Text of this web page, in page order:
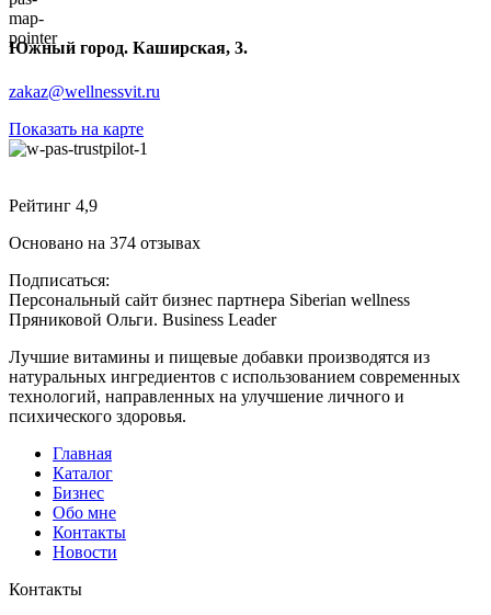
Южный город. Каширская, 3.
zakaz@wellnessvit.ru
Показать на карте
Рейтинг 4,9
Основано на 374 отзывах
Подписаться:
Персональный сайт бизнес партнера Siberian wellness
Пряниковой Ольги. Business Leader
Лучшие витамины и пищевые добавки производятся из
натуральных ингредиентов с использованием современных
технологий, направленных на улучшение личного и
психического здоровья.
Главная
Каталог
Бизнес
Обо мне
Контакты
Новости
Контакты